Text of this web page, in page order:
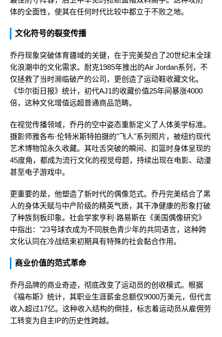
体的全面性，使其在任何时代比较中都立于不败之地。
文化符号的裂变传播
乔丹现象突破体育疆域的关键，在于完美契合了20世纪末全球
化浪潮中的文化需求。耐克1985年推出的Air Jordan系列，不
仅拯救了当时濒临破产的公司，更创造了运动鞋收藏文化。
《华尔街日报》统计，初代AJ1的收藏价值25年间暴涨4000
倍，这种文化增值远超普通商品范畴。
在视觉传播领域，乔丹的空中姿态重新定义了人体美学标准。
摄影师雅各布·伦特米斯特拍摄的"飞人"系列照片，被纽约现代
艺术博物馆永久收藏。其吐舌突破的瞬间、扣篮时身体呈现的
45度角，都成为流行文化的视觉母题，持续出现在电影、动漫
甚至电子游戏中。
更重要的是，他塑造了新时代的偶像范式。乔丹完美结合了黑
人的身体天赋与中产阶级的精英气质，其干净健康的形象打破
了种族刻板印象。社会学家亨利·路易斯在《美国偶像研究》
中指出："23号球衣成为不同肤色青少年的共同语言，这种跨
文化认同在冷战结束初期具有特殊的社会黏合作用。
商业价值的范式革命
乔丹品牌的商业奇迹，彻底改变了运动员的创收模式。根据
《福布斯》统计，其职业生涯薪金总额仅9000万美元，但代言
收入超过17亿。这种收入结构的倒挂，标志着运动员从雇佣劳
工转变为自主IP的历史性跨越。